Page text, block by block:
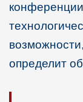
определит